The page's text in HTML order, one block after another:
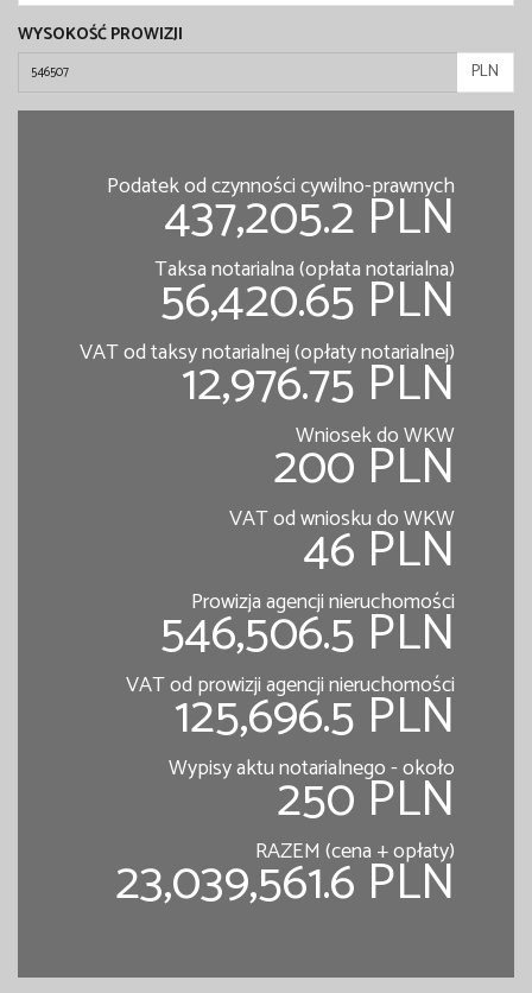
WYSOKOŚĆ PROWIZJI
PLN
Podatek od czynności cywilno-prawnych
437,205.2 PLN
Taksa notarialna (opłata notarialna)
56,420.65 PLN
VAT od taksy notarialnej (opłaty notarialnej)
12,976.75 PLN
Wniosek do WKW
200 PLN
VAT od wniosku do WKW
46 PLN
Prowizja agencji nieruchomości
546,506.5 PLN
VAT od prowizji agencji nieruchomości
125,696.5 PLN
Wypisy aktu notarialnego - około
250 PLN
RAZEM (cena + opłaty)
23,039,561.6 PLN